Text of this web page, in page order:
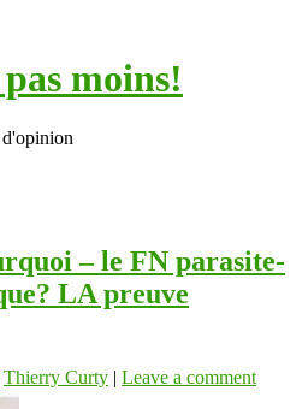
moins!
– le FN parasite-
LA preuve
Thierry Curty | Leave a comment